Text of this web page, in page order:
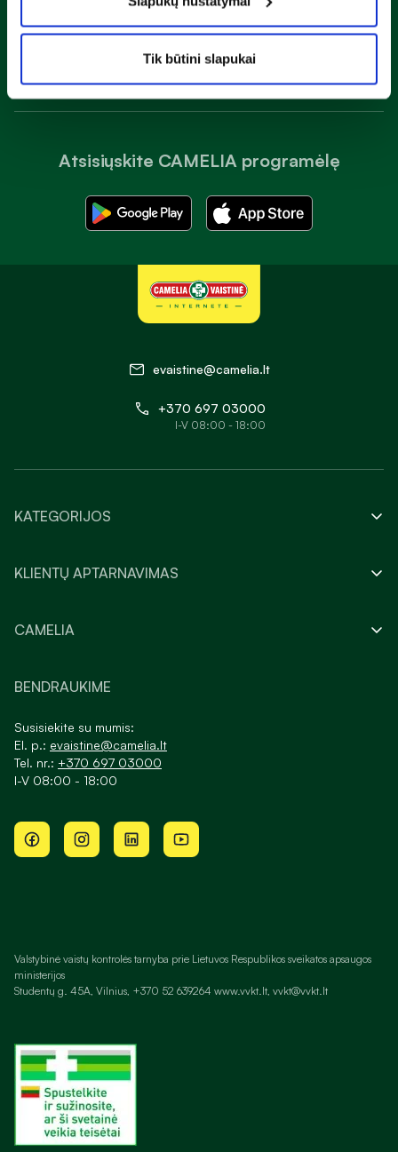
Tik būtini slapukai
Atsisiųskite CAMELIA programėlę
Susipažinau ir sutinku suprivatumo taisyklėmis
Prenumeruoti
evaistine@camelia.lt
+370 697 03000
I-V 08:00 - 18:00
KATEGORIJOS
KLIENTŲ APTARNAVIMAS
CAMELIA
BENDRAUKIME
Susisiekite su mumis:
El. p.: evaistine@camelia.lt
Tel. nr.: +370 697 03000
I-V 08:00 - 18:00
Valstybinė vaistų kontrolės tarnyba prie Lietuvos Respublikos sveikatos apsaugos
ministerijos
Studentų g. 45A, Vilnius, +370 52 639264 www.vvkt.lt, vvkt@vvkt.lt